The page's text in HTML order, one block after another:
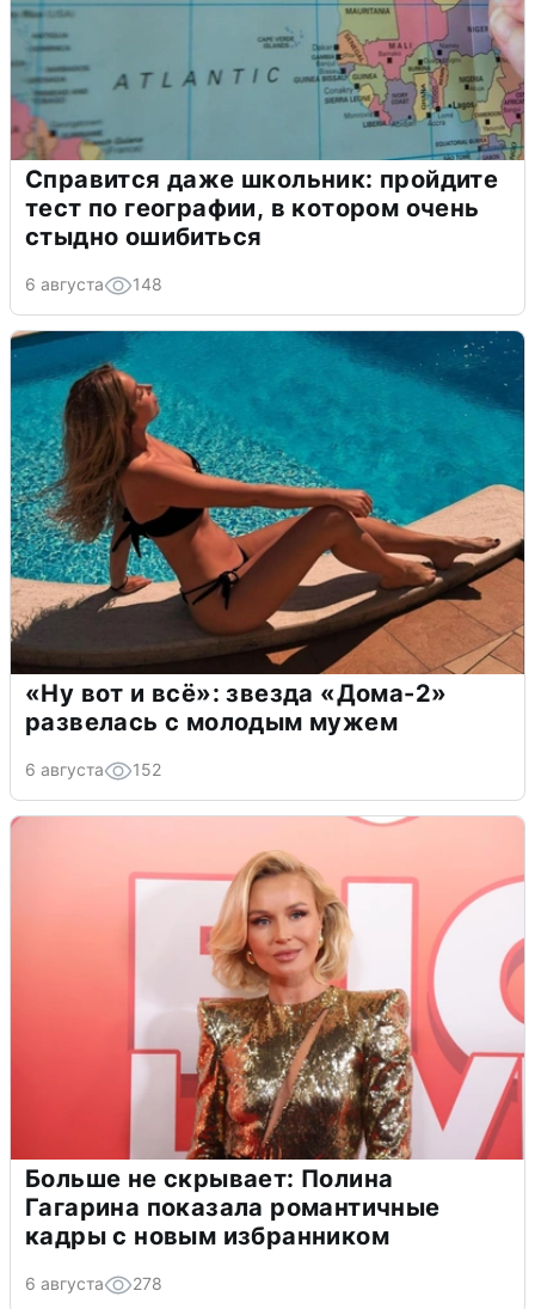
Справится даже школьник: пройдите
тест по географии, в котором очень
стыдно ошибиться
6 августа 148
«Ну вот и всё»: звезда «Дома-2»
развелась с молодым мужем
6 августа 152
Больше не скрывает: Полина
Гагарина показала романтичные
кадры с новым избранником
6 августа 278